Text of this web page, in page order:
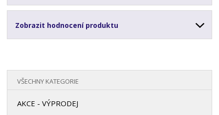
Zobrazit hodnocení produktu
VŠECHNY KATEGORIE
AKCE - VÝPRODEJ